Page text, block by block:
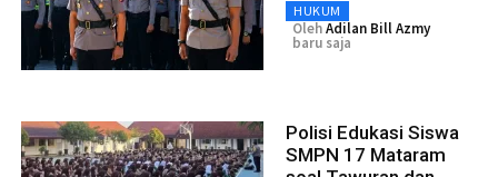
HUKUM
OlehAdilan Bill Azmy
baru saja
Polisi Edukasi Siswa
SMPN 17 Mataram